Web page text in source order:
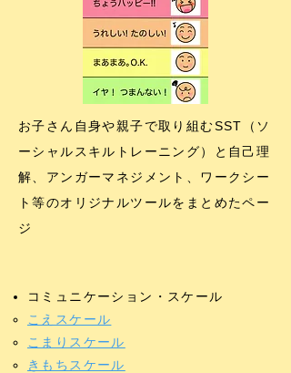
お子さん自身や親子で取り組むSST（ソ
ーシャルスキルトレーニング）と自己理
解、アンガーマネジメント、ワークシー
ト等のオリジナルツールをまとめたペー
ジ
コミュニケーション・スケール
こえスケール
こまりスケール
きもちスケール